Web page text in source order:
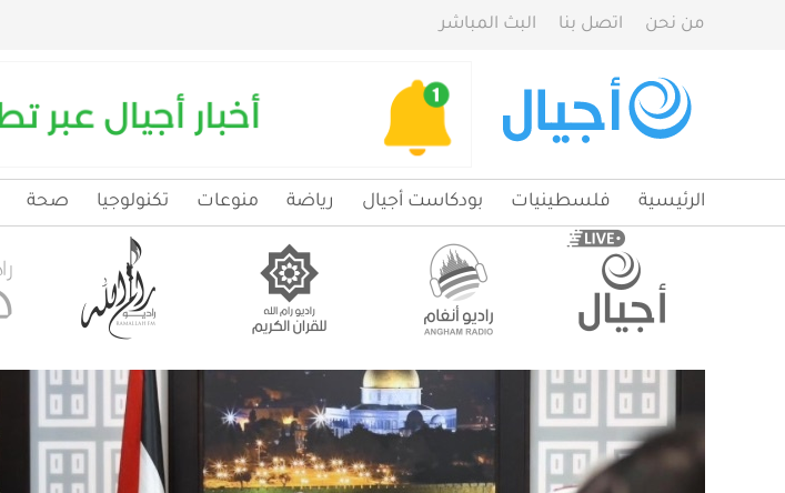
من نحن اتصل بنا البث المباشر
الرئيسية فلسطينيات بودكاست أجيال رياضة منوعات تكنولوجيا صحة